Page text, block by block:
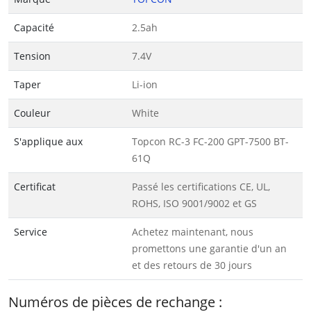
Capacité 2.5ah
Tension 7.4V
Taper Li-ion
Couleur White
S'applique aux
Topcon RC-3 FC-200 GPT-7500 BT-
61Q
Certificat
Passé les certifications CE, UL,
ROHS, ISO 9001/9002 et GS
Service
Achetez maintenant, nous
promettons une garantie d'un an
et des retours de 30 jours
Numéros de pièces de rechange :